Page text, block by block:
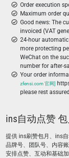
Order execution
Maximum order
Good news: The
invoiced (VAT
24-hour
more protecting
WeChat on the
number for after-
Your order
zfensi.com 官网]
please rest
ins自动点赞 包
提供 ins刷赞包月、ins
品牌号、团队号、内容
安排点赞、互动和基础